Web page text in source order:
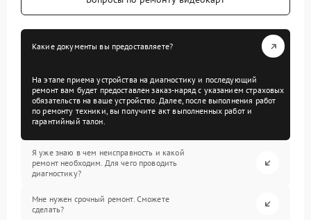
Какие документы вы предоставляете?
На этапе приема устройства на диагностику и последующий
ремонт вам будет предоставлен заказ-наряд с указанием страховых
обязательств на ваше устройство. Далее, после выполнения работ
по ремонту техники, вы получите акт выполненных работ и
гарантийный талон.
Я уже знаю в чем неисправность и какой
ремонт необходим. Для чего проводить
диагностику?
Мне нужен срочный ремонт. Сможете
сделать?